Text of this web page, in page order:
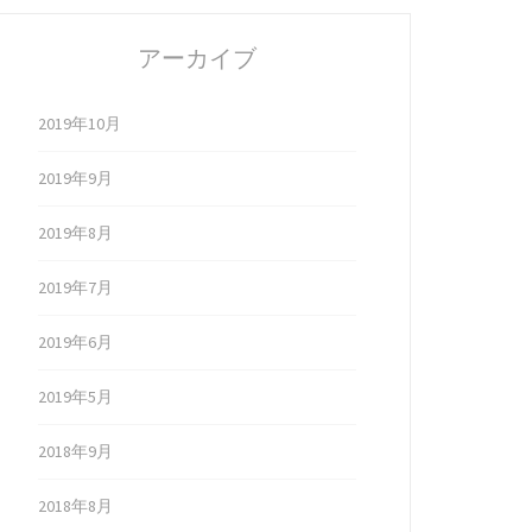
アーカイブ
2019年10月
2019年9月
2019年8月
2019年7月
2019年6月
2019年5月
2018年9月
2018年8月